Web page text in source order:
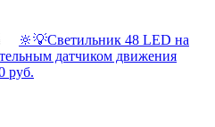
🔆💡Светильник 48 LED на
датчиком движения
руб.